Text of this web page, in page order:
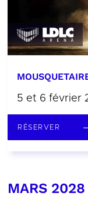
5 et 6 février
RÉSERVER
MARS 2028